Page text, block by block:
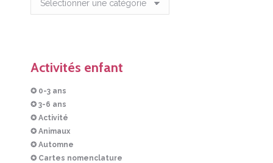
Activités enfant
✪ 0-3 ans
✪ 3-6 ans
✪ Activité
✪ Animaux
✪ Automne
✪ Cartes nomenclature